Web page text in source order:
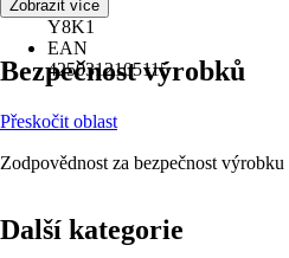
KČZ
Y8K1
EAN
4250312105115
Zobrazit více
Bezpečnost výrobků
Přeskočit oblast
Zodpovědnost za bezpečnost
Další kategorie